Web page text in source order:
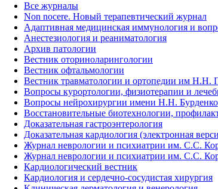
Все журналы
Non nocere. Новый терапевтический журнал
Адаптивная медицинская иммунология и
Анестезиология и реаниматология
Архив патологии
Вестник оториноларингологии
Вестник офтальмологии
Вестник травматологии и ортопедии им Н.Н.
Вопросы курортологии, физиотерапии и
Вопросы нейрохирургии имени Н.Н. Бурденко
Восстановительные биотехнологии,
Доказательная гастроэнтерология
Доказательная кардиология (электронная
Журнал неврологии и психиатрии им. С.С.
Журнал неврологии и психиатрии им. С.С.
Кардиологический вестник
Кардиология и сердечно-сосудистая хирургия